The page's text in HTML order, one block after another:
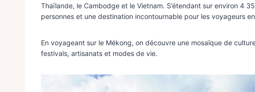
Thaïlande, le Cambodge et le Vietnam. S’étendant sur environ 4
personnes et une destination incontournable pour les voyageurs
En voyageant sur le Mékong, on découvre une mosaïque de
festivals, artisanats et modes de vie.